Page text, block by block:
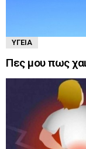
ΥΓΕΊΑ
Πες μου πως